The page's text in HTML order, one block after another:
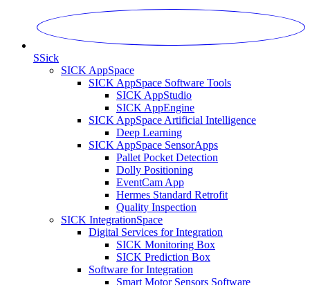
SSick
SICK AppSpace
SICK AppSpace Software Tools
SICK AppStudio
SICK AppEngine
SICK AppSpace Artificial Intelligence
Deep Learning
SICK AppSpace SensorApps
Pallet Pocket Detection
Dolly Positioning
EventCam App
Hermes Standard Retrofit
Quality Inspection
SICK IntegrationSpace
Digital Services for Integration
SICK Monitoring Box
SICK Prediction Box
Software for Integration
Smart Motor Sensors Software